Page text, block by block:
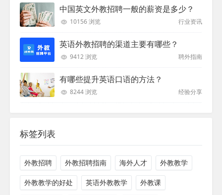
中国英文外教招聘一般的薪资是多少？
10156 浏览 行业资讯
英语外教招聘的渠道主要有哪些？
9412 浏览 聘外指南
有哪些提升英语口语的方法？
8244 浏览 经验分享
标签列表
外教招聘 外教招聘指南 海外人才 外教教学
外教教学的好处 英语外教教学 外教课